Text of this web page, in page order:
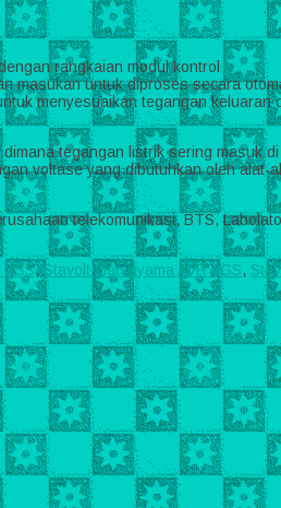
rangkaian modul kontrol
masukan untuk diproses secara
menyesuaikan tegangan
tegangan listrik sering masuk
voltase yang dibutuhkan oleh alat-
telekomunikasi, BTS,
2GS,Stavolt Matsuyama AVR 2GS,